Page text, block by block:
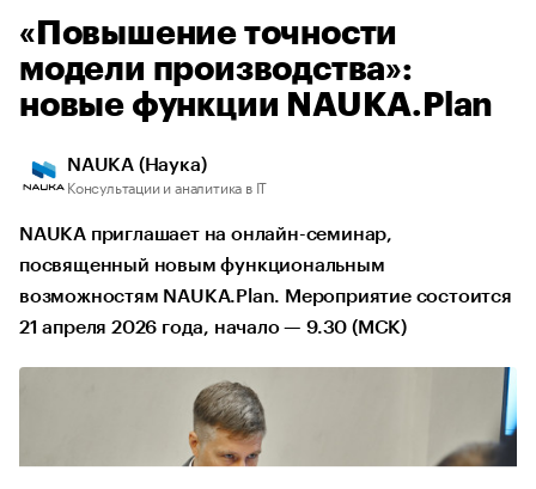
«Повышение точности
модели производства»:
новые функции NAUKA.Plan
NAUKA (Наука)
Консультации и аналитика в IT
NAUKA приглашает на онлайн-семинар,
посвященный новым функциональным
возможностям NAUKA.Plan. Мероприятие состоится
21 апреля 2026 года, начало — 9.30 (МСК)